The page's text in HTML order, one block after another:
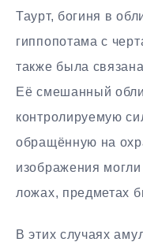
Таурт, богиня в
гиппопотама с
также была
Её смешанный
контролируемую
обращённую на
изображения
ложах, предметах
В этих случаях